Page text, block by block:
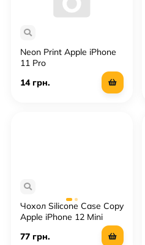
Neon Print Apple iPhone
11 Pro
14 грн.
Чохол Silicone Case Copy
Apple iPhone 12 Mini
77 грн.